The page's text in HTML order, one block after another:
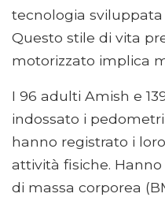
tecnologia
Questo stile di vita
motorizzato implica
I 96 adulti Amish e
indossato i
hanno registrato i
attività fisiche.
di massa corporea